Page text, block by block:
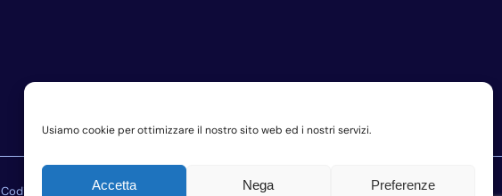
Usiamo cookie per ottimizzare il nostro sito web ed i nostri servizi.
Accetta Nega Preferenze
Codice Etico Privacy Policy Aziendale